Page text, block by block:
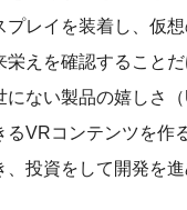
プレイを装着し、仮
栄えを確認すること
にない製品の嬉しさ
るVRコンテンツを
投資をして開発を